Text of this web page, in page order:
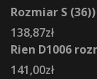
Rozmiar S (36))
138,87zł
Rien D1006
141,00zł